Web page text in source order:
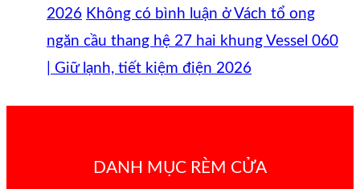
2026 Không có bình luận ở Vách tổ ong
ngăn cầu thang hệ 27 hai khung Vessel 060
| Giữ lạnh, tiết kiệm điện 2026
DANH MỤC RÈM CỬA